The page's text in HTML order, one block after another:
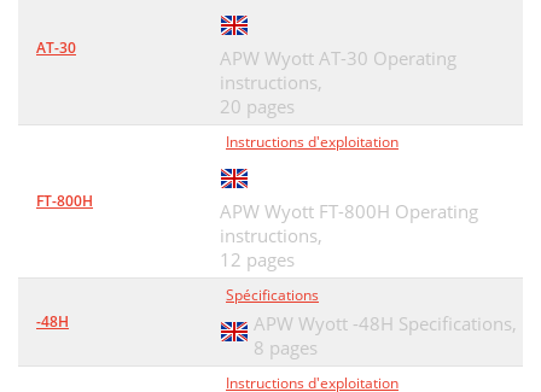
AT-30
APW Wyott AT-30 Operating
instructions,
20 pages
FT-800H
Instructions d'exploitation
APW Wyott FT-800H Operating
instructions,
12 pages
-48H
Spécifications
APW Wyott -48H Specifications,
8 pages
Instructions d'exploitation